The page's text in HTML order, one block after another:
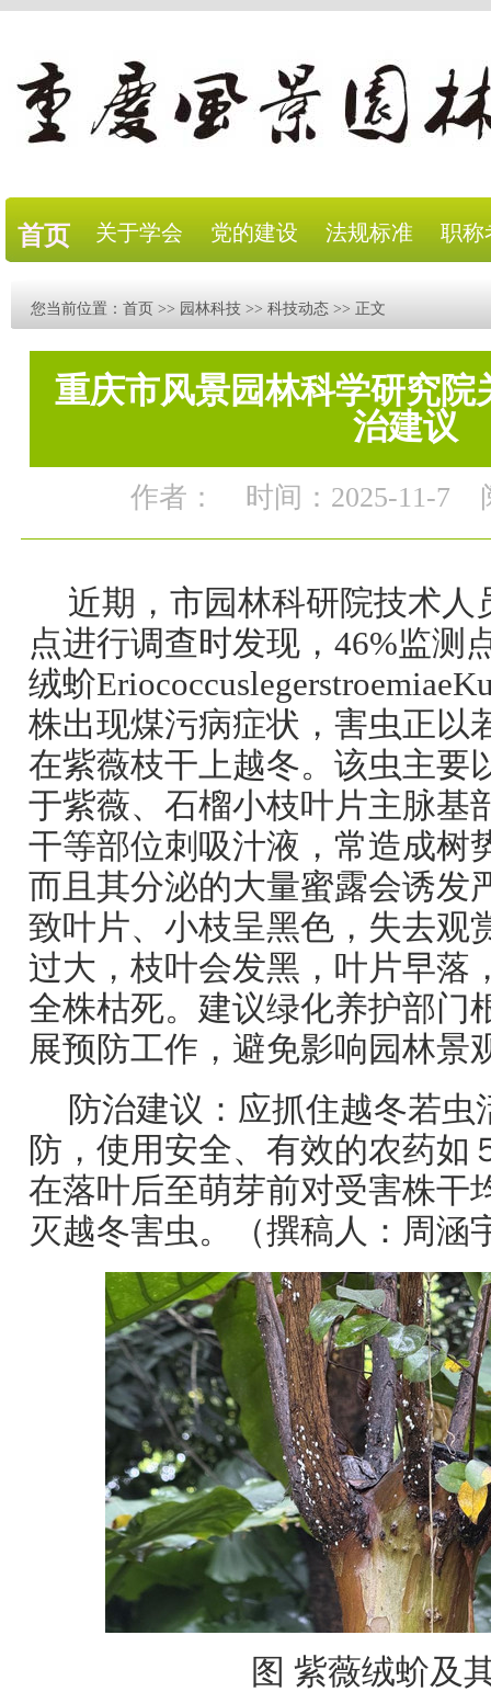
首页 关于学会 党的建设 法规标准 职称
您当前位置： 首页 >> 园林科技 >> 科技动态 >> 正文
重庆市风景园林科学研究院
治建议
作者： 时间：2025-11-7
近期，市园林科研院技术人
点进行调查时发现，46%监测
绒蚧
株出现煤污病症状，害虫正以
在紫薇枝干上越冬。该虫主要
于紫薇、石榴小枝叶片主脉基
干等部位刺吸汁液，常造成树
而且其分泌的大量蜜露会诱发
致叶片、小枝呈黑色，失去观
过大，枝叶会发黑，叶片早落
全株枯死。建议绿化养护部门
展预防工作，避免影响园林景
防治建议：应抓住越冬若虫
防，使用安全、有效的农药如
在落叶后至萌芽前对受害株干
灭越冬害虫。（撰稿人：周涵
图 紫薇绒蚧及